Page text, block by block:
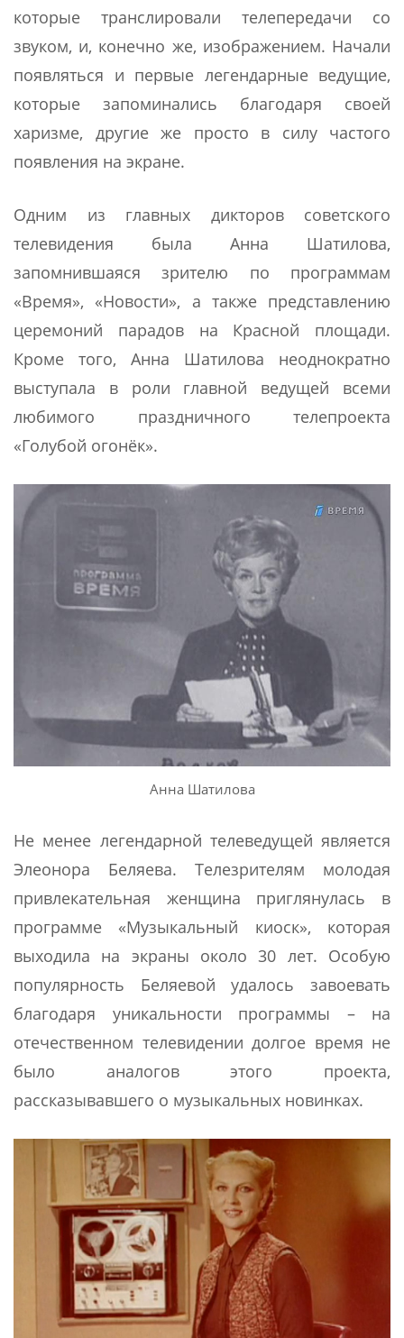
которые транслировали телепередачи со
звуком, и, конечно же, изображением. Начали
появляться и первые легендарные ведущие,
которые запоминались благодаря своей
харизме, другие же просто в силу частого
появления на экране.
Одним из главных дикторов советского
телевидения была Анна Шатилова,
запомнившаяся зрителю по программам
«Время», «Новости», а также представлению
церемоний парадов на Красной площади.
Кроме того, Анна Шатилова неоднократно
выступала в роли главной ведущей всеми
любимого праздничного телепроекта
«Голубой огонёк».
Анна Шатилова
Не менее легендарной телеведущей является
Элеонора Беляева. Телезрителям молодая
привлекательная женщина приглянулась в
программе «Музыкальный киоск», которая
выходила на экраны около 30 лет. Особую
популярность Беляевой удалось завоевать
благодаря уникальности программы – на
отечественном телевидении долгое время не
было аналогов этого проекта,
рассказывавшего о музыкальных новинках.